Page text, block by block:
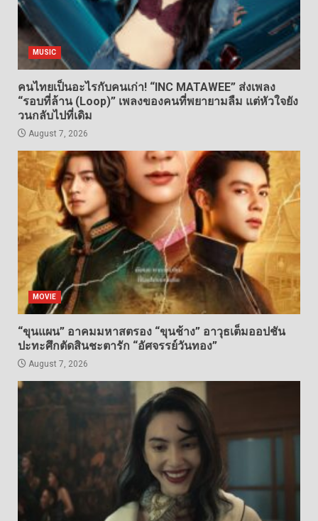
MUSIC
คนไทยเป็นอะไรกับคนเก่า! “INC MATAWEE” ส่งเพลง
“รอบที่ล้าน (Loop)” เพลงของคนที่พยายามลืม แต่หัวใจยัง
วนกลับไปที่เดิม
August 7, 2026
MOVIE
“ขุนแผน” อาคมมหาสตรอง “ขุนช้าง” อาวุธเต็มออปชัน
ปะทะศึกตัดสินชะตารัก “อัศจรรย์วันทอง”
August 7, 2026